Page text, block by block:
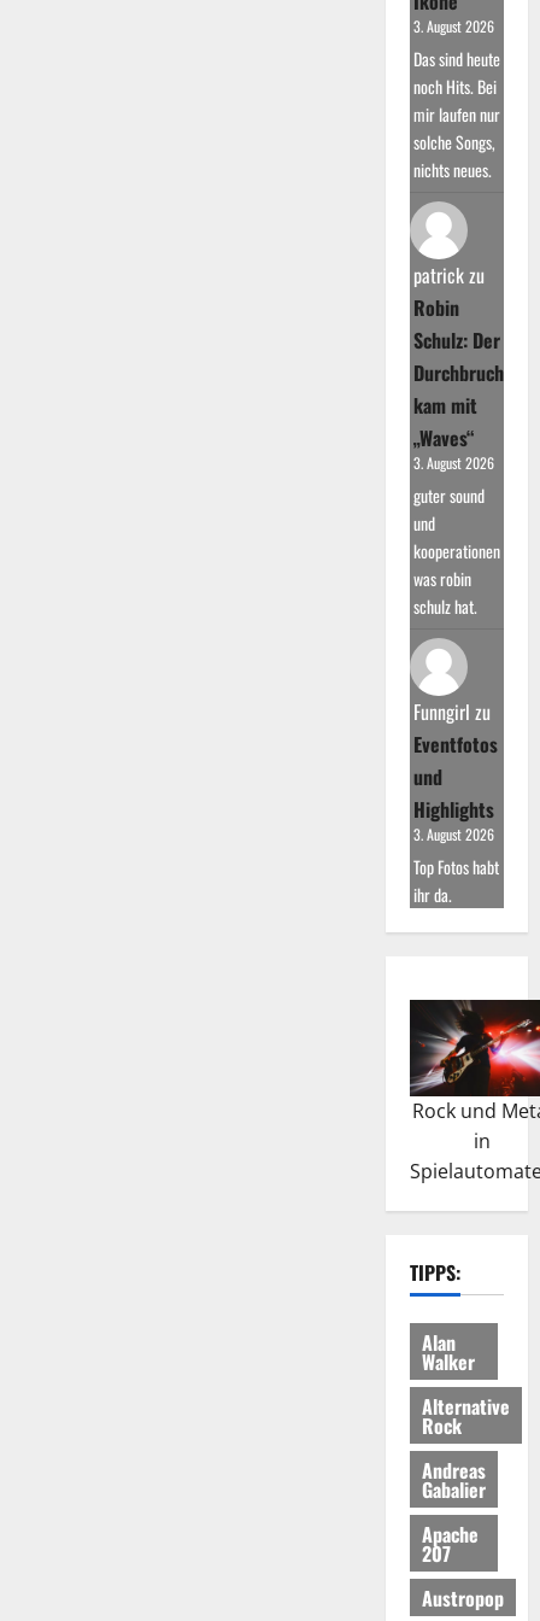
3. August 2026
Das sind heute
noch Hits. Bei
mir laufen nur
solche Songs,
nichts neues.
patrickzu
Robin
Schulz: Der
Durchbruch
kam mit
„Waves“
3. August 2026
guter sound
und
kooperationen
was robin
schulz hat.
Funngirl zu
Eventfotos
und
Highlights
3. August 2026
Top Fotos habt
ihr da.
Rock und
in
TIPPS:
Alan
Walker
Alternative
Rock
Andreas
Gabalier
Apache
207
Austropop